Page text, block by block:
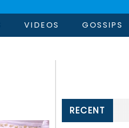
VIDEOS GOSSIPS
RECENT